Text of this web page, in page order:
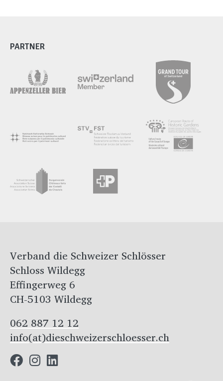
PARTNER
Verband die Schweizer Schlösser
Schloss Wildegg
Effingerweg 6
CH-5103 Wildegg
062 887 12 12
info(at)dieschweizerschloesser.ch